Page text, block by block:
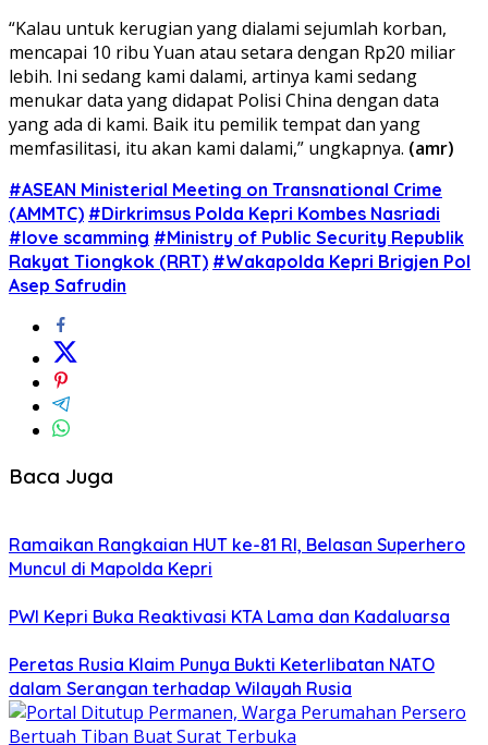
“Kalau untuk kerugian yang dialami sejumlah korban,
mencapai 10 ribu Yuan atau setara dengan Rp20 miliar
lebih. Ini sedang kami dalami, artinya kami sedang
menukar data yang didapat Polisi China dengan data
yang ada di kami. Baik itu pemilik tempat dan yang
memfasilitasi, itu akan kami dalami,” ungkapnya. (amr)
#ASEAN Ministerial Meeting on Transnational Crime
(AMMTC) #Dirkrimsus Polda Kepri Kombes Nasriadi
#love scamming #Ministry of Public Security Republik
Rakyat Tiongkok (RRT) #Wakapolda Kepri Brigjen Pol
Asep Safrudin
Baca Juga
Ramaikan Rangkaian HUT ke-81 RI, Belasan Superhero
Muncul di Mapolda Kepri
PWI Kepri Buka Reaktivasi KTA Lama dan Kadaluarsa
Peretas Rusia Klaim Punya Bukti Keterlibatan NATO
dalam Serangan terhadap Wilayah Rusia